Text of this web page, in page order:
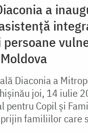
a
Diaconia a
joi, 14 iulie
pentru Copil și
familiilor care